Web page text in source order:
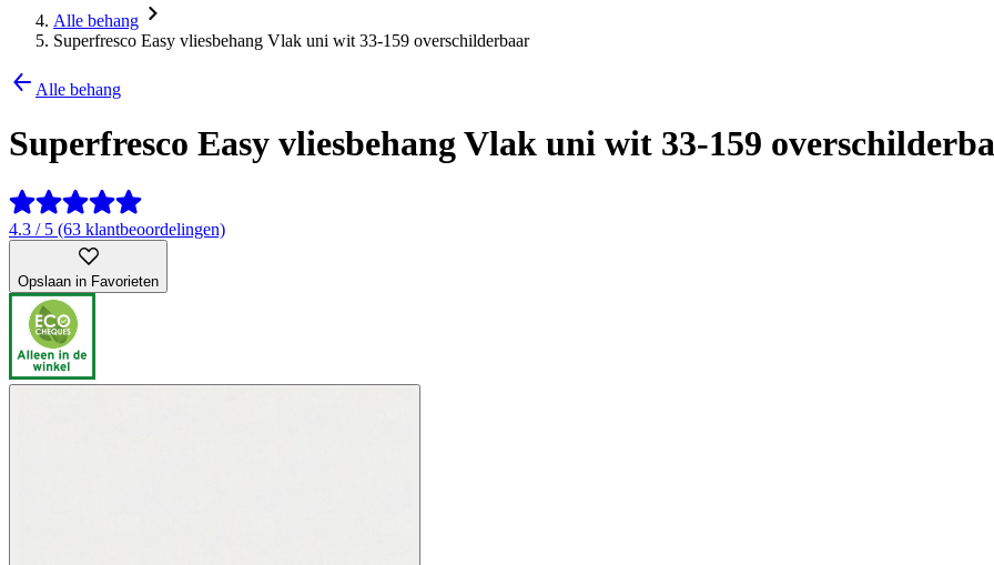
Alle behang
Superfresco Easy vliesbehang Vlak uni wit 33-159 overschilderbaar
Alle behang
Superfresco Easy vliesbehang Vlak uni wit 33-159
4.3 / 5 (63 klantbeoordelingen)
Opslaan in Favorieten